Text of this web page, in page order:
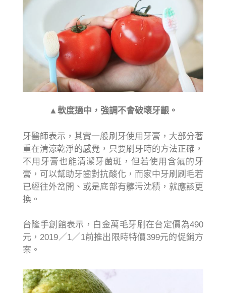
▲軟度適中，強調不會破壞牙齦。
牙醫師表示，其實一般刷牙使用牙膏，大部分著
重在清涼乾淨的感覺，只要刷牙時的方法正確，
不用牙膏也能清潔牙菌斑，但若使用含氟的牙
膏，可以幫助牙齒對抗酸化，而家中牙刷刷毛若
已經往外岔開、或是底部有髒污沈積，就應該更
換。
台隆手創館表示，白金萬毛牙刷在台定價為490
元，2019／1／1前推出限時特價399元的促銷方
案。